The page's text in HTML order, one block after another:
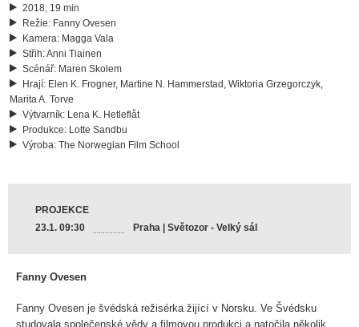
2018, 19 min
Režie: Fanny Ovesen
Kamera: Magga Vala
Střih:Anni Tiainen
Scénář: Maren Skolem
Hrají: Elen K. Frogner, Martine N. Hammerstad, Wiktoria Grzegorczyk,
Marita A. Torve
Výtvarník: Lena K. Hetleflåt
Produkce: Lotte Sandbu
Výroba: The Norwegian Film School
PROJEKCE
23.1. 09:30
Praha | Světozor - Velký sál
Fanny Ovesen
Fanny Ovesen je švédská režisérka žijící v Norsku. Ve Švédsku
studovala společenské vědy a filmovou produkci a natočila několik